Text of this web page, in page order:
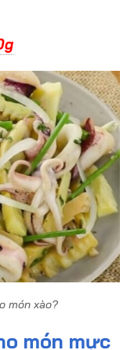
món xào?
món mực